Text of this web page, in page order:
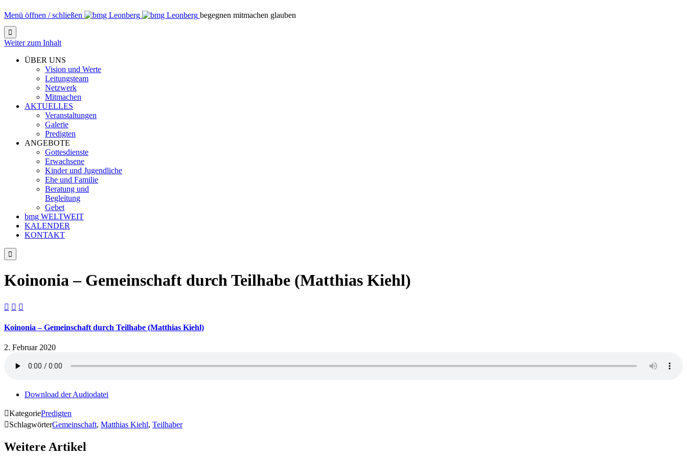
Menü öffnen / schließen begegnen mitmachen glauben

Weiter zum Inhalt
ÜBER UNS
Vision und Werte
Leitungsteam
Netzwerk
Mitmachen
AKTUELLES
Veranstaltungen
Galerie
Predigten
ANGEBOTE
Gottesdienste
Erwachsene
Kinder und Jugendliche
Ehe und Familie
Beratung und
Begleitung
Gebet
bmg WELTWEIT
KALENDER
KONTAKT

Koinonia – Gemeinschaft durch Teilhabe (Matthias Kiehl)
  
Koinonia – Gemeinschaft durch Teilhabe (Matthias Kiehl)
2. Februar 2020
Download der Audiodatei
KategoriePredigten
SchlagwörterGemeinschaft, Matthias Kiehl, Teilhaber
Weitere Artikel